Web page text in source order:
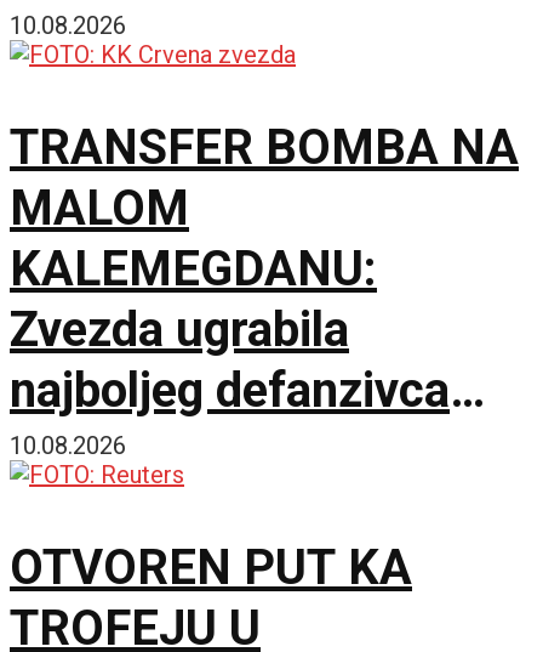
„Srbija te zove”
10.08.2026
TRANSFER BOMBA NA
MALOM
KALEMEGDANU:
Zvezda ugrabila
najboljeg defanzivca
Evrolige i zatvorila
10.08.2026
OTVOREN PUT KA
TROFEJU U